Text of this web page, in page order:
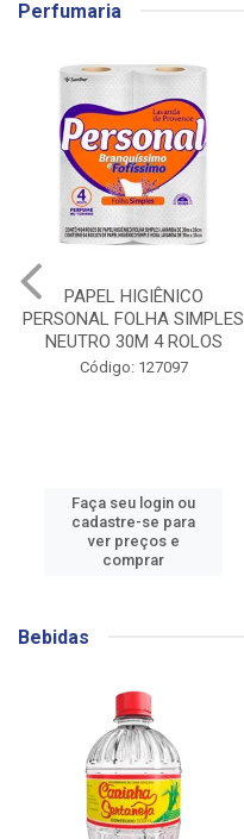
Perfumaria
PAPEL HIGIÊNICO
PERSONAL FOLHA SIMPLES
NEUTRO 30M 4 ROLOS
Código: 127097
Faça seu login ou
cadastre-se para
ver preços e
comprar
Bebidas